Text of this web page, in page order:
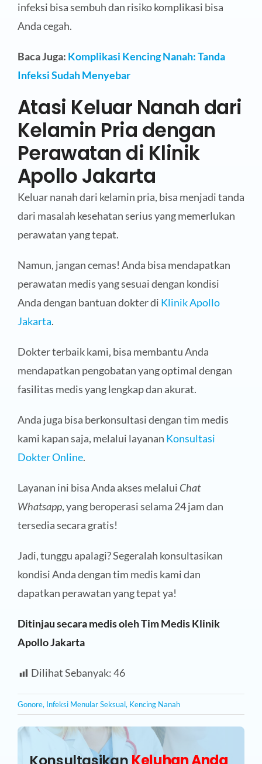
infeksi bisa sembuh dan risiko komplikasi bisa
Anda cegah.
Baca Juga: Komplikasi Kencing Nanah: Tanda
Infeksi Sudah Menyebar
Atasi Keluar Nanah dari
Kelamin Pria dengan
Perawatan di Klinik
Apollo Jakarta
Keluar nanah dari kelamin pria, bisa menjadi tanda
dari masalah kesehatan serius yang memerlukan
perawatan yang tepat.
Namun, jangan cemas! Anda bisa mendapatkan
perawatan medis yang sesuai dengan kondisi
Anda dengan bantuan dokter di Klinik Apollo
Jakarta.
Dokter terbaik kami, bisa membantu Anda
mendapatkan pengobatan yang optimal dengan
fasilitas medis yang lengkap dan akurat.
Anda juga bisa berkonsultasi dengan tim medis
kami kapan saja, melalui layanan Konsultasi
Dokter Online.
Layanan ini bisa Anda akses melalui Chat
Whatsapp, yang beroperasi selama 24 jam dan
tersedia secara gratis!
Jadi, tunggu apalagi? Segeralah konsultasikan
kondisi Anda dengan tim medis kami dan
dapatkan perawatan yang tepat ya!
Ditinjau secara medis oleh Tim Medis Klinik
Apollo Jakarta
Dilihat Sebanyak:46
Gonore, Infeksi Menular Seksual, Kencing Nanah